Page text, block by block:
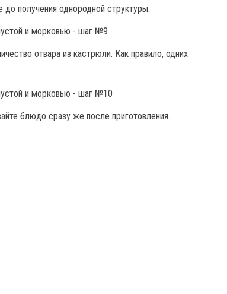
получения однородной структуры.
отвара из кастрюли. Как правило, одних
блюдо сразу же после приготовления.